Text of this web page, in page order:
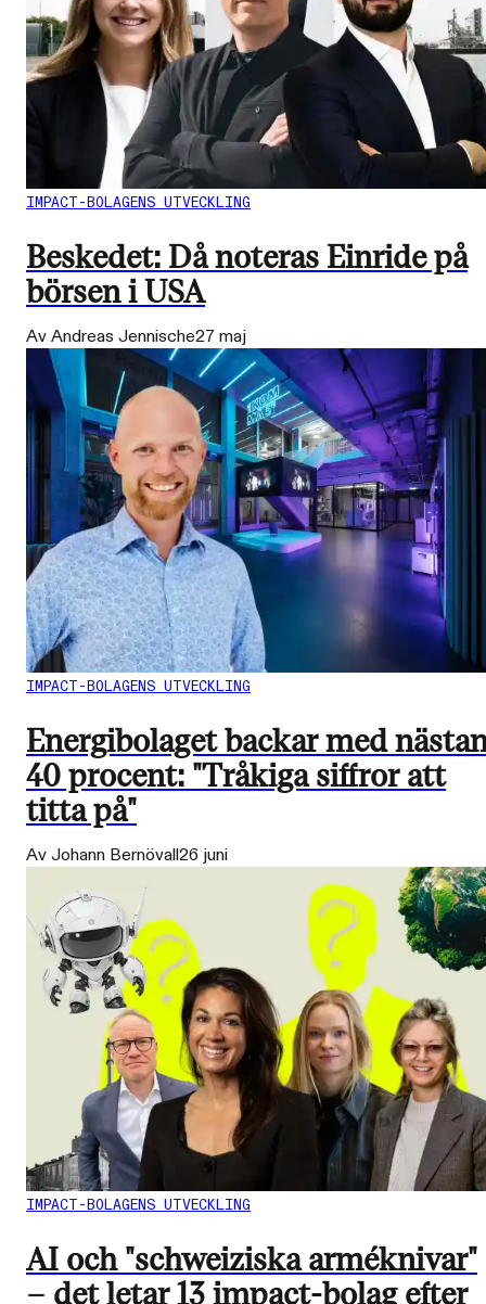
IMPACT-BOLAGENS UTVECKLING
Beskedet: Då noteras Einride på
börsen i USA
Av Andreas Jennische27 maj
IMPACT-BOLAGENS UTVECKLING
Energibolaget backar med
40 procent: "Tråkiga siffror att
titta på"
Av Johann Bernövall26 juni
IMPACT-BOLAGENS UTVECKLING
AI och "schweiziska arméknivar"
– det letar 13 impact-bolag efter